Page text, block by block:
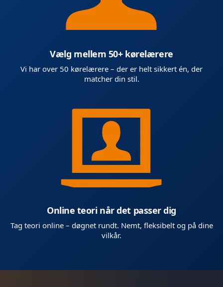
Vælg mellem 50+ kørelærere
Vi har over 50 kørelærere – der er helt sikkert én, der
matcher din stil.
Online teori når det passer dig
Tag teori online – døgnet rundt. Nemt, fleksibelt og på dine
vilkår.